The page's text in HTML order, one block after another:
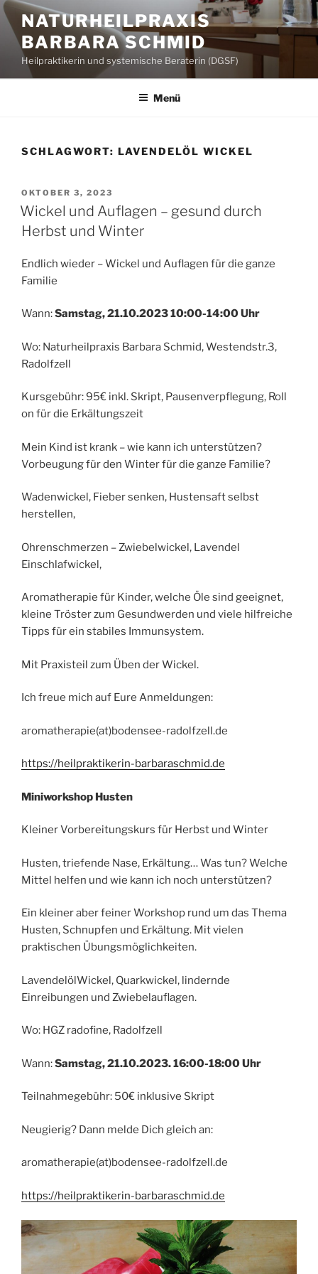
Zum
Inhalt
springen
NATURHEILPRAXIS
BARBARA SCHMID
Heilpraktikerin und systemische Beraterin (DGSF)
Menü
SCHLAGWORT: LAVENDELÖL WICKEL
VERÖFFENTLICHT
AM
OKTOBER 3, 2023
Wickel und Auflagen – gesund durch
Herbst und Winter
Endlich wieder – Wickel und Auflagen für die ganze
Familie
Wann:Samstag, 21.10.2023 10:00-14:00 Uhr
Wo: Naturheilpraxis Barbara Schmid, Westendstr.3,
Radolfzell
Kursgebühr: 95€ inkl. Skript, Pausenverpflegung, Roll
on für die Erkältungszeit
Mein Kind ist krank – wie kann ich unterstützen?
Vorbeugung für den Winter für die ganze Familie?
Wadenwickel, Fieber senken, Hustensaft selbst
herstellen,
Ohrenschmerzen – Zwiebelwickel, Lavendel
Einschlafwickel,
Aromatherapie für Kinder, welche Öle sind geeignet,
kleine Tröster zum Gesundwerden und viele hilfreiche
Tipps für ein stabiles Immunsystem.
Mit Praxisteil zum Üben der Wickel.
Ich freue mich auf Eure Anmeldungen:
aromatherapie(at)bodensee-radolfzell.de
https://heilpraktikerin-barbaraschmid.de
Miniworkshop Husten
Kleiner Vorbereitungskurs für Herbst und Winter
Husten, triefende Nase, Erkältung… Was tun? Welche
Mittel helfen und wie kann ich noch unterstützen?
Ein kleiner aber feiner Workshop rund um das Thema
Husten, Schnupfen und Erkältung. Mit vielen
praktischen Übungsmöglichkeiten.
LavendelölWickel, Quarkwickel, lindernde
Einreibungen und Zwiebelauflagen.
Wo: HGZ radofine, Radolfzell
Wann:Samstag, 21.10.2023. 16:00-18:00 Uhr
Teilnahmegebühr: 50€ inklusive Skript
Neugierig? Dann melde Dich gleich an:
aromatherapie(at)bodensee-radolfzell.de
https://heilpraktikerin-barbaraschmid.de